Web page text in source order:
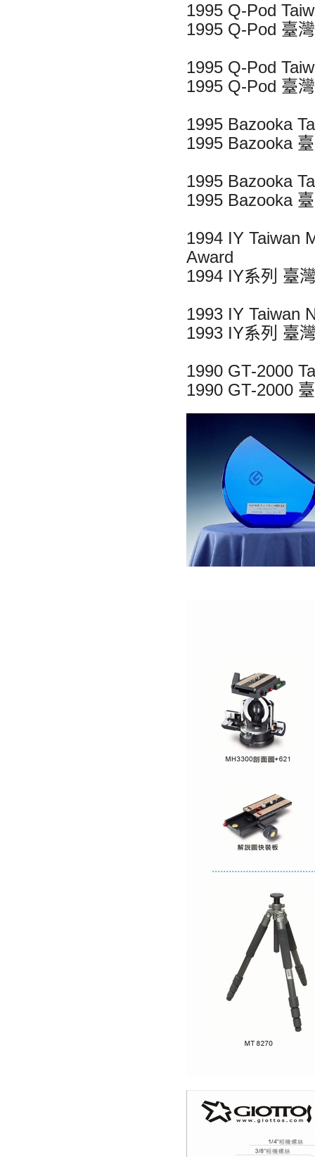
1995 Q-Pod
1995 Q-Pod 臺
1995 Q-Pod
1995 Q-Pod 臺
1995 Bazooka
1995 Bazooka
1995 Bazooka
1995 Bazooka
1994 IY Taiwan
Award
1994 IY系列 臺
1993 IY Taiwan
1993 IY系列 臺
1990 GT-2000
1990 GT-2000